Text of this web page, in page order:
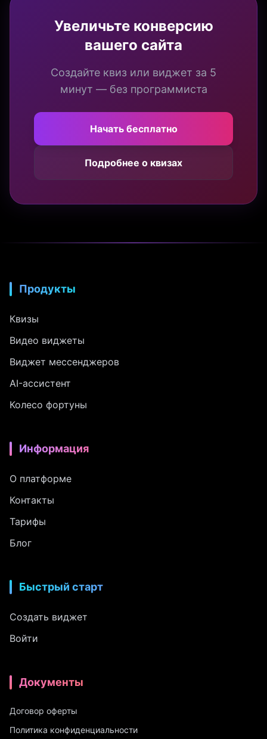
Увеличьте конверсию
вашего сайта
Создайте квиз или виджет за 5
минут — без программиста
Начать бесплатно
Подробнее о квизах
Продукты
Квизы
Видео виджеты
Виджет мессенджеров
AI-ассистент
Колесо фортуны
Информация
О платформе
Контакты
Тарифы
Блог
Быстрый старт
Создать виджет
Войти
Документы
Договор оферты
Политика конфиденциальности